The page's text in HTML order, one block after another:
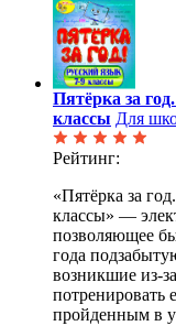
Пятёрка за
классы Для
Рейтинг:
«Пятёрка за
классы» —
позволяющее
года
возникшие из-
потренировать
пройденным в